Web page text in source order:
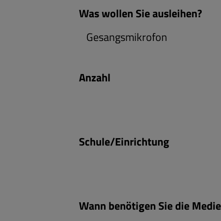
Was wollen Sie ausleihen?
Anzahl
Schule/Einrichtung
Wann benötigen Sie die